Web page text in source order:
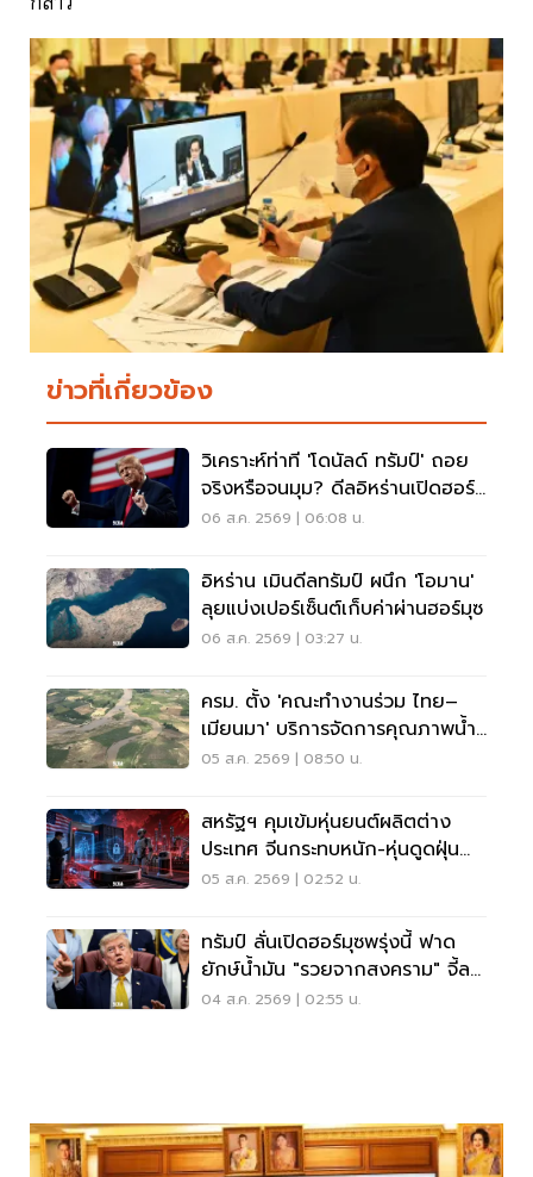
ข่าวที่เกี่ยวข้อง
วิเคราะห์ท่าที 'โดนัลด์ ทรัมป์' ถอย
จริงหรือจนมุม? ดีลอิหร่านเปิดฮอร์
มุซ
06 ส.ค. 2569 | 06:08 น.
อิหร่าน เมินดีลทรัมป์ ผนึก 'โอมาน'
ลุยแบ่งเปอร์เซ็นต์เก็บค่าผ่านฮอร์มุซ
06 ส.ค. 2569 | 03:27 น.
ครม. ตั้ง 'คณะทำงานร่วม ไทย–
เมียนมา' บริการจัดการคุณภาพน้ำ
ข้ามแดน
05 ส.ค. 2569 | 08:50 น.
สหรัฐฯ คุมเข้มหุ่นยนต์ผลิตต่าง
ประเทศ จีนกระทบหนัก-หุ่นดูดฝุ่น
โดนด้วย
05 ส.ค. 2569 | 02:52 น.
ทรัมป์ ลั่นเปิดฮอร์มุซพรุ่งนี้ ฟาด
ยักษ์น้ำมัน "รวยจากสงคราม" จี้ลด
ราคาด่วน
04 ส.ค. 2569 | 02:55 น.